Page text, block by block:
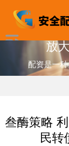
放
配资是一
叁酶策略
民转